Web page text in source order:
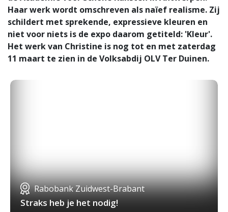
Haar werk wordt omschreven als naïef realisme. Zij
schildert met sprekende, expressieve kleuren en
niet voor niets is de expo daarom getiteld: 'Kleur'.
Het werk van Christine is nog tot en met zaterdag
11 maart te zien in de Volksabdij OLV Ter Duinen.
Rabobank Zuidwest-Brabant
Straks heb je het nodig!